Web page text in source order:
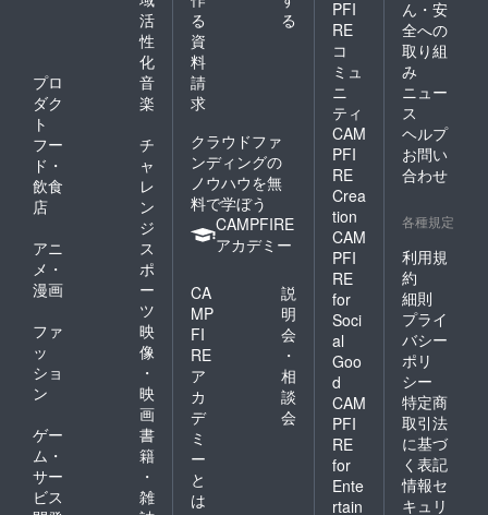
活
性
化
プロ
ダク
ト
音
楽
フー
ド・
飲食
店
チ
ャ
レ
ン
ジ
アニ
メ・
漫画
ス
ポ
ー
ツ
ファ
ッ
ショ
ン
映
像
・
映
画
ゲー
ム・
サー
ビス
書
籍
・
雑
る
る
資
料
請
求
クラウドファ
ンディングの
ノウハウを無
料で学ぼう
CAMPFIRE
アカデミー
CA
MP
FI
RE
ア
カ
デ
ミ
ー
と
は
説
明
会
・
相
談
会
PFI
RE
コ
ミュ
ニ
ティ
CAM
PFI
RE
Crea
tion
CAM
PFI
RE
for
Soci
al
Goo
d
CAM
PFI
RE
for
Ente
rtain
ん・安
全への
取り組
み
ニュー
ス
ヘルプ
お問い
合わせ
各種規定
利用規
約
細則
プライ
バシー
ポリ
シー
特定商
取引法
に基づ
く表記
情報セ
キュリ